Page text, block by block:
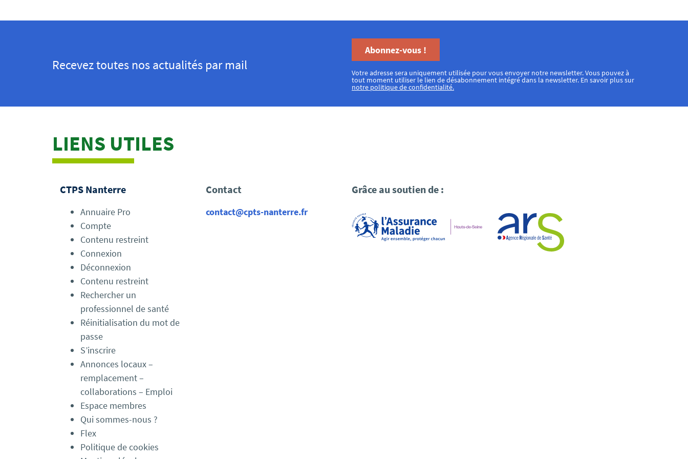
Recevez toutes nos actualités par mail
Abonnez-vous !
Votre adresse sera uniquement utilisée pour vous envoyer notre newsletter. Vous pouvez à
tout moment utiliser le lien de désabonnement intégré dans la newsletter. En savoir plus sur
notre politique de confidentialité.
LIENS UTILES
CTPS Nanterre
Annuaire Pro
Compte
Contenu restreint
Connexion
Déconnexion
Contenu restreint
Rechercher un
professionnel de santé
Réinitialisation du mot de
passe
S’inscrire
Annonces locaux –
remplacement –
collaborations – Emploi
Espace membres
Qui sommes-nous ?
Flex
Politique de cookies
Contact
contact@cpts-nanterre.fr
Grâce au soutien de :